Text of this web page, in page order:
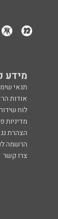
מידע
תנאי
אודות
לוח
מדיניות
הצהרת
הרשמה
צרו קשר